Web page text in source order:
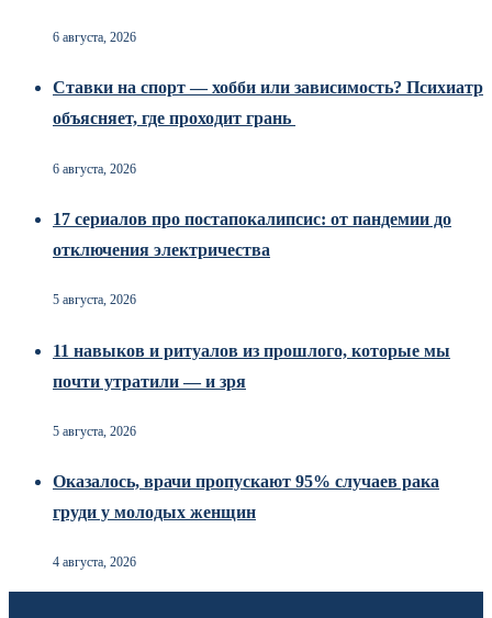
6 августа, 2026
Ставки на спорт — хобби или зависимость? Психиатр
объясняет, где проходит грань
6 августа, 2026
17 сериалов про постапокалипсис: от пандемии до
отключения электричества
5 августа, 2026
11 навыков и ритуалов из прошлого, которые мы
почти утратили — и зря
5 августа, 2026
Оказалось, врачи пропускают 95% случаев рака
груди у молодых женщин
4 августа, 2026